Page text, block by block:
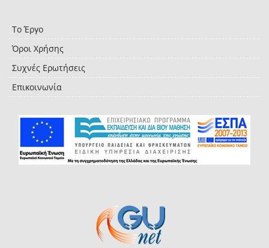
Το Έργο
Όροι Χρήσης
Συχνές Ερωτήσεις
Επικοινωνία